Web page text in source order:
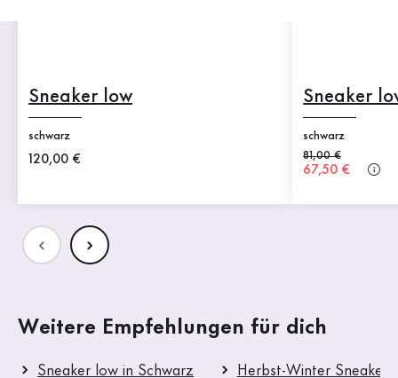
Sneaker low
schwarz
Neuer Preis
120,00 €
Sneaker
schwarz
Alter Preis
81,00 €
Neuer Preis
67,50 €
Weitere Empfehlungen für dich
Sneaker low in Schwarz Herbst-Winter Sneaker